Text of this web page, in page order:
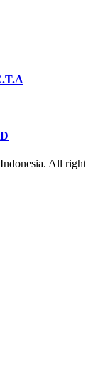
All right